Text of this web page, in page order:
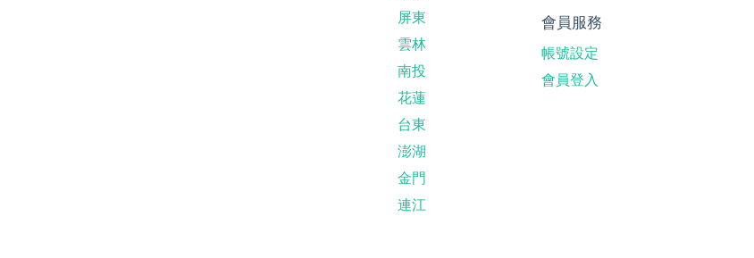
屏東
雲林
南投
花蓮
台東
澎湖
金門
連江
會員服務
帳號設定
會員登入